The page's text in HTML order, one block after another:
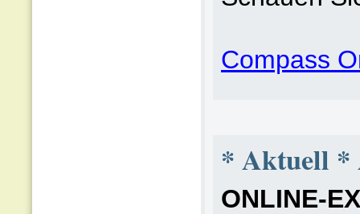
Compass
* Aktuell
ONLINE-